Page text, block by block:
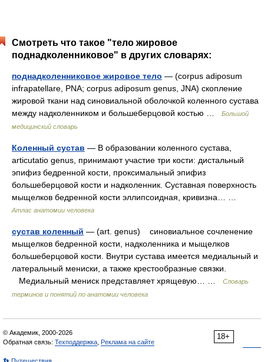
Смотреть что такое "тело жировое
поднадколенниковое" в других словарях:
поднадколенниковое жировое тело — (corpus adiposum
infrapatellare, PNA; corpus adiposum genus, JNA) скопление
жировой ткани над синовиальной оболочкой коленного сустава
между надколенником и большеберцовой костью …
Большой
медицинский словарь
Коленный сустав — В образовании коленного сустава,
articutatio genus, принимают участие три кости: дистальный
эпифиз бедренной кости, проксимальный эпифиз
большеберцовой кости и надколенник. Суставная поверхность
мыщелков бедренной кости эллипсоидная, кривизна… …
Атлас анатомии человека
сустав коленный — (art. genus) синовиальное сочленение
мыщелков бедренной кости, надколенника и мыщелков
большеберцовой кости. Внутри сустава имеется медиальный и
латеральный мениски, а также крестообразные связки.
Медиальный мениск представляет хрящевую… …
Словарь
терминов и понятий по анатомии человека
18+
© Академик, 2000-2026
Обратная связь: Техподдержка Реклама на сайте